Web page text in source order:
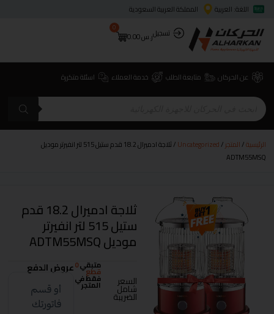
اللغة: العربية
المملكة العربية السعودية
تسجيلر.س0.00
0
عن الحركان متابعة الطلب خدمة العملاء اسئلة متكررة
الرئيسية/المتجر/
Uncategorized
/ ثلاجة ادميرال 18.2 قدم ستيل 515 لتر انفيرتر موديل
ADTM55MSQ
ثلاجة ادميرال 18.2 قدم
ستيل 515 لتر انفيرتر
موديل ADTM55MSQ
السعر
شامل
الضريبة
متبقي0
قطع
فقط في
المتجر
عروض الدفع